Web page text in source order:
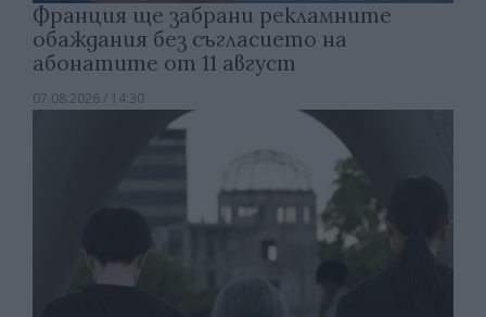
Франция ще забрани рекламните
обаждания без съгласието на
абонатите от 11 август
07.08.2026 / 14:30